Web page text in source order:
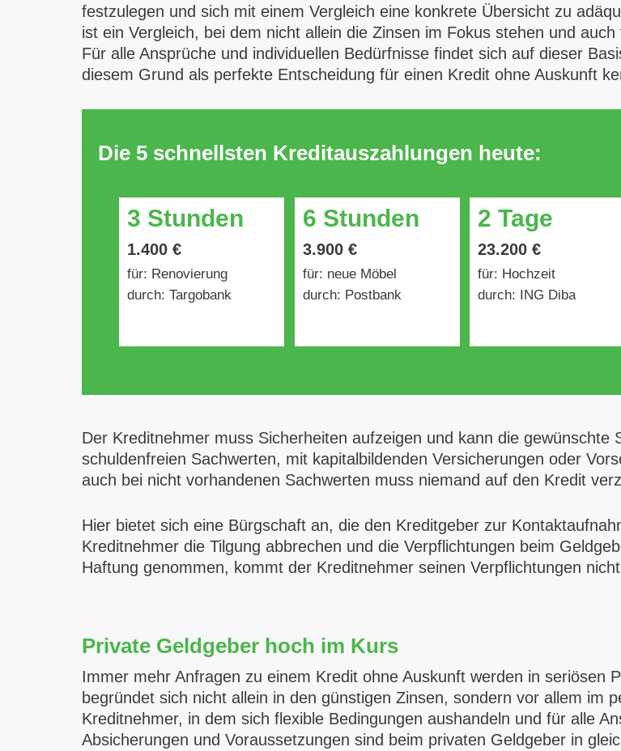
festzulegen und sich mit einem Vergleich eine konkrete Übersicht zu
ist ein Vergleich, bei dem nicht allein die Zinsen im Fokus stehen und
Für alle Ansprüche und individuellen Bedürfnisse findet sich auf dieser
diesem Grund als perfekte Entscheidung für einen Kredit ohne Auskunft
Die 5 schnellsten Kreditauszahlungen heute:
3 Stunden
1.400 €
für: Renovierung
durch: Targobank
6 Stunden
3.900 €
für: neue Möbel
durch: Postbank
2 Tage
23.200 €
für: Hochzeit
durch: ING Diba
Der Kreditnehmer muss Sicherheiten aufzeigen und kann die gewünschte
schuldenfreien Sachwerten, mit kapitalbildenden Versicherungen oder
auch bei nicht vorhandenen Sachwerten muss niemand auf den Kredit
Hier bietet sich eine Bürgschaft an, die den Kreditgeber zur
Kreditnehmer die Tilgung abbrechen und die Verpflichtungen beim
Haftung genommen, kommt der Kreditnehmer seinen Verpflichtungen
Private Geldgeber hoch im Kurs
Immer mehr Anfragen zu einem Kredit ohne Auskunft werden in seriösen
begründet sich nicht allein in den günstigen Zinsen, sondern vor allem im
Kreditnehmer, in dem sich flexible Bedingungen aushandeln und für alle
Absicherungen und Voraussetzungen sind beim privaten Geldgeber in